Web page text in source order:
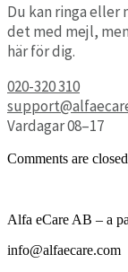
Du kan ringa eller
det med mejl,
här för dig.
020-320 310
Vardagar 08–17
Comments are
Alfa eCare AB – a
info@alfaecare.com